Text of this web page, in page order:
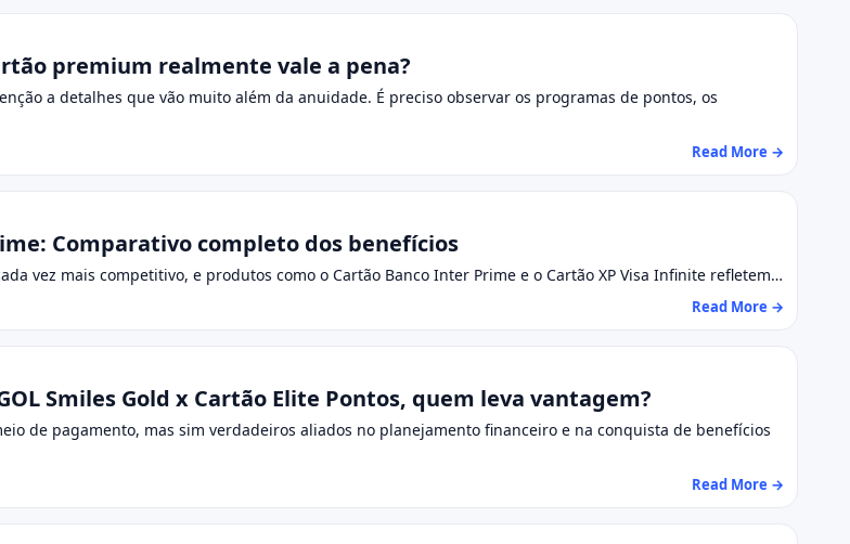
premium realmente vale a pena?
a detalhes que vão muito além da anuidade. É preciso observar os programas de pontos, os
Read More →
Comparativo completo dos benefícios
vez mais competitivo, e produtos como o Cartão Banco Inter Prime e o Cartão XP Visa Infinite refletem…
Read More →
Smiles Gold x Cartão Elite Pontos, quem leva vantagem?
de pagamento, mas sim verdadeiros aliados no planejamento financeiro e na conquista de benefícios
Read More →